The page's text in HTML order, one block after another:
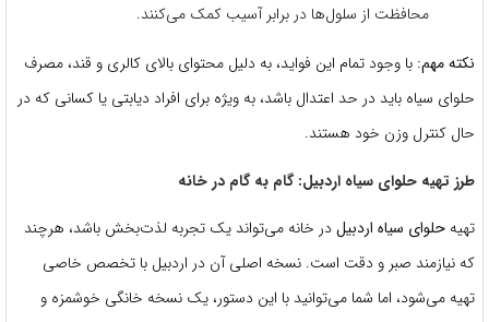
محافظت از سلول‌ها در برابر آسیب کمک می‌کنند.
نکته مهم: با وجود تمام این فواید، به دلیل محتوای بالای کالری و قند، مصرف
حلوای سیاه باید در حد اعتدال باشد، به ویژه برای افراد دیابتی یا کسانی که در
حال کنترل وزن خود هستند.
طرز تهیه حلوای سیاه اردبیل: گام به گام در خانه
تهیه حلوای سیاه اردبیل در خانه می‌تواند یک تجربه لذت‌بخش باشد، هرچند
که نیازمند صبر و دقت است. نسخه اصلی آن در اردبیل با تخصص خاصی
تهیه می‌شود، اما شما می‌توانید با این دستور، یک نسخه خانگی خوشمزه و